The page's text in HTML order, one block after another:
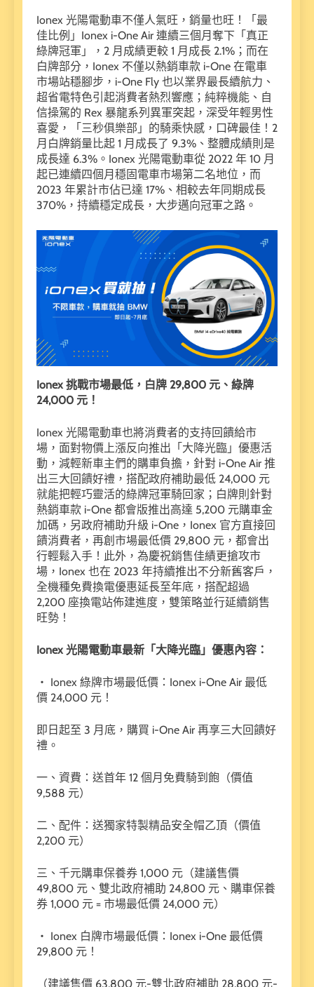
Ionex 光陽電動車不僅人氣旺，銷量也旺！「最
佳比例」Ionex i-One Air 連續三個月奪下「真正
綠牌冠軍」，2 月成績更較 1 月成長 2.1%；而在
白牌部分，Ionex 不僅以熱銷車款 i-One 在電車
市場站穩腳步，i-One Fly 也以業界最長續航力、
超省電特色引起消費者熱烈響應；純粹機能、自
信操駕的 Rex 暴龍系列異軍突起，深受年輕男性
喜愛，「三秒俱樂部」的騎乘快感，口碑最佳！2
月白牌銷量比起 1 月成長了 9.3%、整體成績則是
成長達 6.3%。Ionex 光陽電動車從 2022 年 10 月
起已連續四個月穩固電車市場第二名地位，而
2023 年累計市佔已達 17%、相較去年同期成長
370%，持續穩定成長，大步邁向冠軍之路。
Ionex 挑戰市場最低，白牌 29,800 元、綠牌
24,000 元！
Ionex 光陽電動車也將消費者的支持回饋給市
場，面對物價上漲反向推出「大降光臨」優惠活
動，減輕新車主們的購車負擔，針對 i-One Air 推
出三大回饋好禮，搭配政府補助最低 24,000 元
就能把輕巧靈活的綠牌冠軍騎回家；白牌則針對
熱銷車款 i-One 都會版推出高達 5,200 元購車金
加碼，另政府補助升級 i-One，Ionex 官方直接回
饋消費者，再創市場最低價 29,800 元，都會出
行輕鬆入手！此外，為慶祝銷售佳績更搶攻市
場，Ionex 也在 2023 年持續推出不分新舊客戶，
全機種免費換電優惠延長至年底，搭配超過
2,200 座換電站佈建進度，雙策略並行延續銷售
旺勢！
Ionex 光陽電動車最新「大降光臨」優惠內容：
・ Ionex 綠牌市場最低價：Ionex i-One Air 最低
價 24,000 元！
即日起至 3 月底，購買 i-One Air 再享三大回饋好
禮。
一、資費：送首年 12 個月免費騎到飽（價值
9,588 元）
二、配件：送獨家特製精品安全帽乙頂（價值
2,200 元）
三、千元購車保養券 1,000 元（建議售價
49,800 元、雙北政府補助 24,800 元、購車保養
券 1,000 元 = 市場最低價 24,000 元）
・ Ionex 白牌市場最低價：Ionex i-One 最低價
29,800 元！
（建議售價 63,800 元-雙北政府補助 28,800 元-